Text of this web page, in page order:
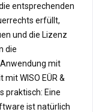
entsprechenden
erfüllt,
und die Lizenz
die
mit
WISO EÜR &
praktisch: Eine
ist natürlich